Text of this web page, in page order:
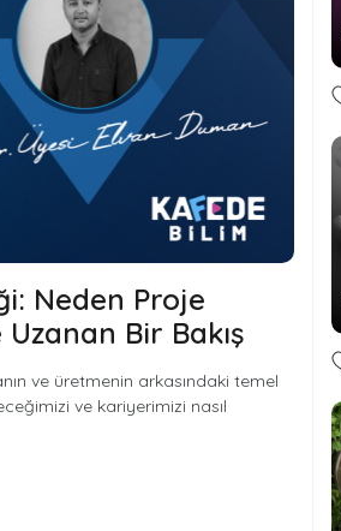
Neden Proje
Bir Bakış
ve üretmenin arkasındaki temel
ve kariyerimizi nasıl